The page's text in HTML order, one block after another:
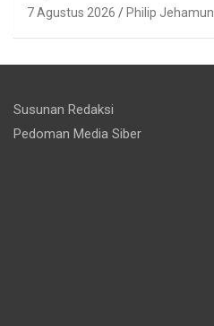
7 Agustus 2026 Philip Jehamun
Susunan Redaksi
Pedoman Media Siber